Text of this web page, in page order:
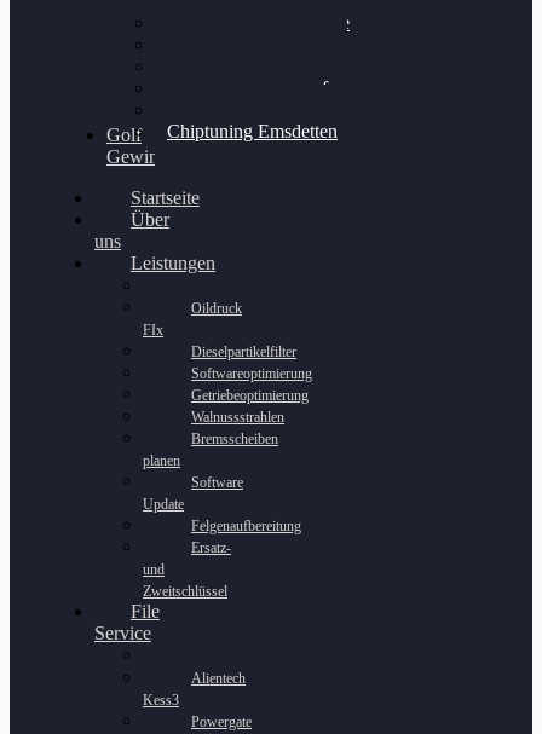
Bilgenroth Performance
Chiptuning Schüttorf
Chiptuning Emsdetten
Golf
Gewinnspiel
Startseite
Über
uns
Leistungen
Oildruck
FIx
Dieselpartikelfilter
Softwareoptimierung
Getriebeoptimierung
Walnussstrahlen
Bremsscheiben
planen
Software
Update
Felgenaufbereitung
Ersatz-
und
Zweitschlüssel
File
Service
Alientech
Kess3
Powergate